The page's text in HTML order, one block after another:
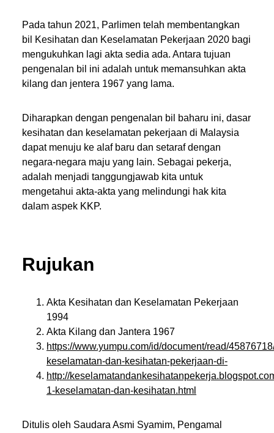
Pada tahun 2021, Parlimen telah membentangkan
bil Kesihatan dan Keselamatan Pekerjaan 2020 bagi
mengukuhkan lagi akta sedia ada. Antara tujuan
pengenalan bil ini adalah untuk memansuhkan akta
kilang dan jentera 1967 yang lama.
Diharapkan dengan pengenalan bil baharu ini, dasar
kesihatan dan keselamatan pekerjaan di Malaysia
dapat menuju ke alaf baru dan setaraf dengan
negara-negara maju yang lain. Sebagai pekerja,
adalah menjadi tanggungjawab kita untuk
mengetahui akta-akta yang melindungi hak kita
dalam aspek KKP.
Rujukan
Akta Kesihatan dan Keselamatan Pekerjaan
1994
Akta Kilang dan Jantera 1967
https://www.yumpu.com/id/document/read/
keselamatan-dan-kesihatan-pekerjaan-di-
http://
1-keselamatan-dan-kesihatan.html
Ditulis oleh Saudara Asmi Syamim, Pengamal